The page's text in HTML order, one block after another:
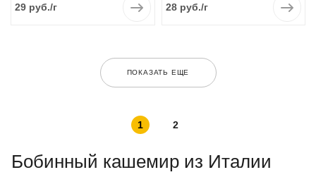
29 руб./г 28руб./г
ПОКАЗАТЬ ЕЩЕ
1 2
Бобинный кашемир из Италии